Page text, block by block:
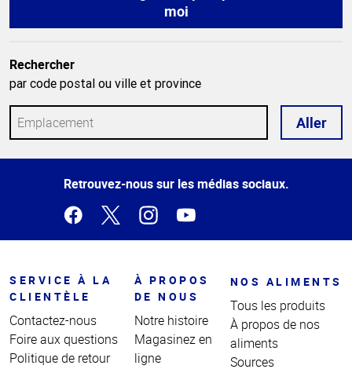
moi
Rechercher
par code postal ou ville et province
Aller
Retrouvez-nous sur les médias sociaux.
SERVICE À LA
CLIENTÈLE
Contactez-nous
Foire aux questions
Politique de retour
À PROPOS
DE NOUS
Notre histoire
Magasinez en
ligne
NOS ALIMENTS
Tous les produits
À propos de nos
aliments
Sources